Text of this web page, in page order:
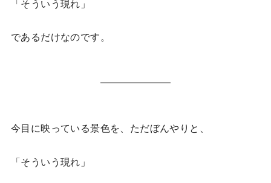
「そういう現れ」
であるだけなのです。
今目に映っている景色を、ただぼんやりと、
「そういう現れ」